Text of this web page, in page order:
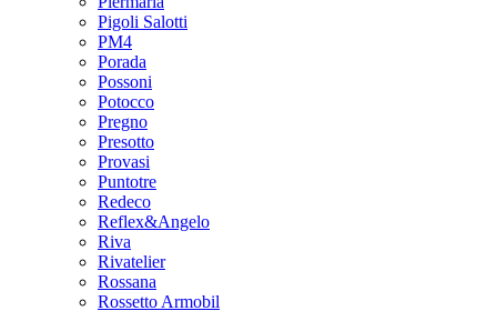
Pigoli Salotti
PM4
Porada
Possoni
Potocco
Pregno
Presotto
Provasi
Puntotre
Redeco
Reflex&Angelo
Riva
Rivatelier
Rossana
Rossetto Armobil